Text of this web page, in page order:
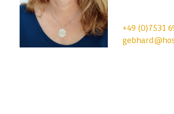
+49 (0)7531